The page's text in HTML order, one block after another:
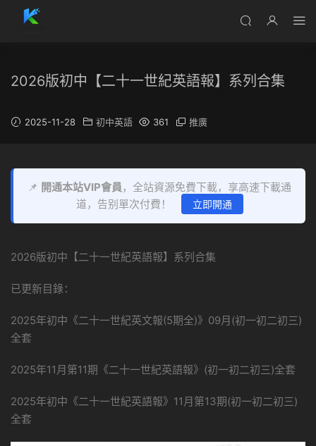
2026版初中【二十一世紀英語報】系列合集
2025-11-28 初中英語 361 推廣
📌 開通本站VIP會員，全站資源免費下載，享高速下載通
道，告别單次付費！
立即開通
2026版初中【二十一世紀英語報】系列合集
已更新目錄：
2025年初中《二十一世紀英文報(5期全)》09月(初一初二初三)
全套
2025年11月第11期《二十一世紀英語報》(初一初二初三)全套
2025年初中《二十一世紀英語報》11月第13期(初一初二初三)
全套